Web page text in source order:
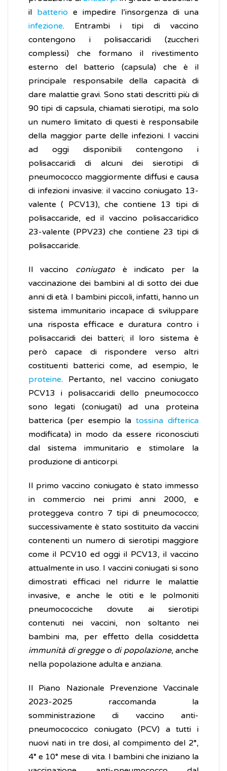
il batterio e impedire l’insorgenza di una
infezione. Entrambi i tipi di vaccino
contengono i polisaccaridi (zuccheri
complessi) che formano il rivestimento
esterno del batterio (capsula) che è il
principale responsabile della capacità di
dare malattie gravi. Sono stati descritti più di
90 tipi di capsula, chiamati sierotipi, ma solo
un numero limitato di questi è responsabile
della maggior parte delle infezioni. I vaccini
ad oggi disponibili contengono i
polisaccaridi di alcuni dei sierotipi di
pneumococco maggiormente diffusi e causa
di infezioni invasive: il vaccino coniugato 13-
valente ( PCV13), che contiene 13 tipi di
polisaccaride, ed il vaccino polisaccaridico
23-valente (PPV23) che contiene 23 tipi di
polisaccaride.
Il vaccino coniugato è indicato per la
vaccinazione dei bambini al di sotto dei due
anni di età. I bambini piccoli, infatti, hanno un
sistema immunitario incapace di sviluppare
una risposta efficace e duratura contro i
polisaccaridi dei batteri; il loro sistema è
però capace di rispondere verso altri
costituenti batterici come, ad esempio, le
proteine. Pertanto, nel vaccino coniugato
PCV13 i polisaccaridi dello pneumococco
sono legati (coniugati) ad una proteina
batterica (per esempio latossina difterica
modificata) in modo da essere riconosciuti
dal sistema immunitario e stimolare la
produzione di anticorpi.
Il primo vaccino coniugato è stato immesso
in commercio nei primi anni 2000, e
proteggeva contro 7 tipi di pneumococco;
successivamente è stato sostituito da vaccini
contenenti un numero di sierotipi maggiore
come il PCV10 ed oggi il PCV13, il vaccino
attualmente in uso. I vaccini coniugati si sono
dimostrati efficaci nel ridurre le malattie
invasive, e anche le otiti e le polmoniti
pneumococciche dovute ai sierotipi
contenuti nei vaccini, non soltanto nei
bambini ma, per effetto della cosiddetta
immunità di greggeo di popolazione, anche
nella popolazione adulta e anziana.
Il Piano Nazionale Prevenzione Vaccinale
2023-2025 raccomanda la
somministrazione di vaccino anti-
pneumococcico coniugato (PCV) a tutti i
nuovi nati in tre dosi, al compimento del 2°,
4° e 10° mese di vita. I bambini che iniziano la